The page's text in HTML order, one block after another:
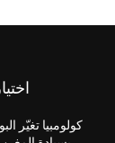
كولومبيا تغيّر